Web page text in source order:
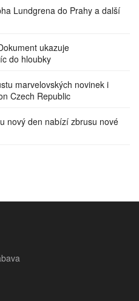
Lundgrena do Prahy a další
ukazuje
do hloubky
marvelovských novinek i
Czech Republic
nový den nabízí zbrusu nové